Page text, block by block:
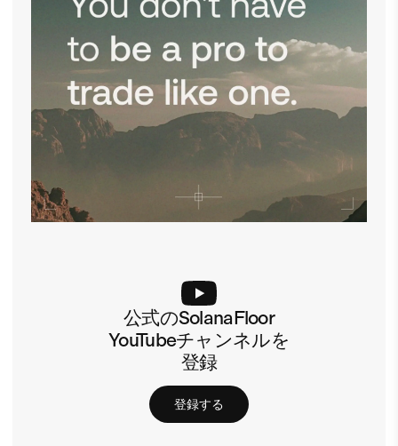
公式のSolanaFloor
YouTubeチャンネルを
登録
登録する